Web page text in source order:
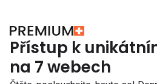
Přístup k
na 7 webech